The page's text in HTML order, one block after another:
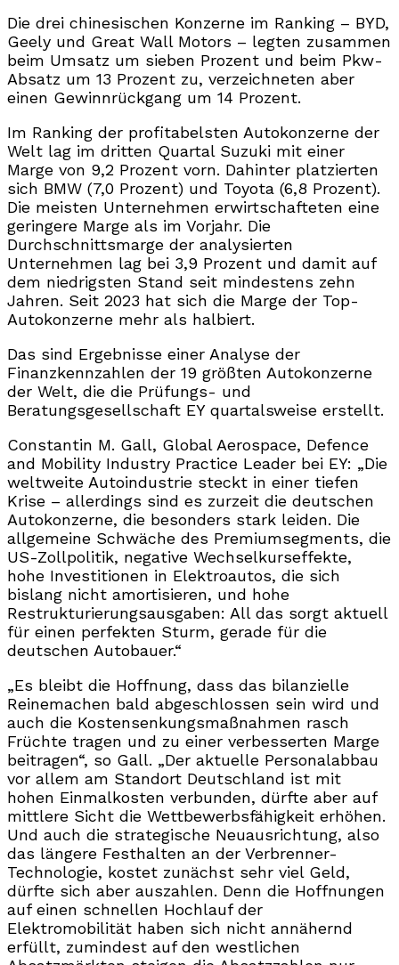
Die drei chinesischen Konzerne im Ranking – BYD,
Geely und Great Wall Motors – legten zusammen
beim Umsatz um sieben Prozent und beim Pkw-
Absatz um 13 Prozent zu, verzeichneten aber
einen Gewinnrückgang um 14 Prozent.
Im Ranking der profitabelsten Autokonzerne der
Welt lag im dritten Quartal Suzuki mit einer
Marge von 9,2 Prozent vorn. Dahinter platzierten
sich BMW (7,0 Prozent) und Toyota (6,8 Prozent).
Die meisten Unternehmen erwirtschafteten eine
geringere Marge als im Vorjahr. Die
Durchschnittsmarge der analysierten
Unternehmen lag bei 3,9 Prozent und damit auf
dem niedrigsten Stand seit mindestens zehn
Jahren. Seit 2023 hat sich die Marge der Top-
Autokonzerne mehr als halbiert.
Das sind Ergebnisse einer Analyse der
Finanzkennzahlen der 19 größten Autokonzerne
der Welt, die die Prüfungs- und
Beratungsgesellschaft EY quartalsweise erstellt.
Constantin M. Gall, Global Aerospace, Defence
and Mobility Industry Practice Leader bei EY: „Die
weltweite Autoindustrie steckt in einer tiefen
Krise – allerdings sind es zurzeit die deutschen
Autokonzerne, die besonders stark leiden. Die
allgemeine Schwäche des Premiumsegments, die
US-Zollpolitik, negative Wechselkurseffekte,
hohe Investitionen in Elektroautos, die sich
bislang nicht amortisieren, und hohe
Restrukturierungsausgaben: All das sorgt aktuell
für einen perfekten Sturm, gerade für die
deutschen Autobauer.“
„Es bleibt die Hoffnung, dass das bilanzielle
Reinemachen bald abgeschlossen sein wird und
auch die Kostensenkungsmaßnahmen rasch
Früchte tragen und zu einer verbesserten Marge
beitragen“, so Gall. „Der aktuelle Personalabbau
vor allem am Standort Deutschland ist mit
hohen Einmalkosten verbunden, dürfte aber auf
mittlere Sicht die Wettbewerbsfähigkeit erhöhen.
Und auch die strategische Neuausrichtung, also
das längere Festhalten an der Verbrenner-
Technologie, kostet zunächst sehr viel Geld,
dürfte sich aber auszahlen. Denn die Hoffnungen
auf einen schnellen Hochlauf der
Elektromobilität haben sich nicht annähernd
erfüllt, zumindest auf den westlichen